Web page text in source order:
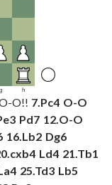
g h
O!! 7.Pc4 O-O
Pd7 12.O-O
16.Lb2 Dg6
cxb4 Ld4 21.Tb1
25.Td3 Lb5